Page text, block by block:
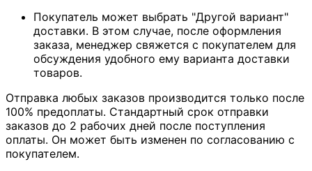
Покупатель может выбрать "Другой вариант"
доставки. В этом случае, после оформления
заказа, менеджер свяжется с покупателем для
обсуждения удобного ему варианта доставки
товаров.
Отправка любых заказов производится только после
100% предоплаты. Стандартный срок отправки
заказов до 2 рабочих дней после поступления
оплаты. Он может быть изменен по согласованию с
покупателем.